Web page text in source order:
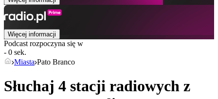
Więcej informacji
Podcast rozpoczyna się w
- 0 sek.
Miasta Pato Branco
Słuchaj 4 stacji radiowych z